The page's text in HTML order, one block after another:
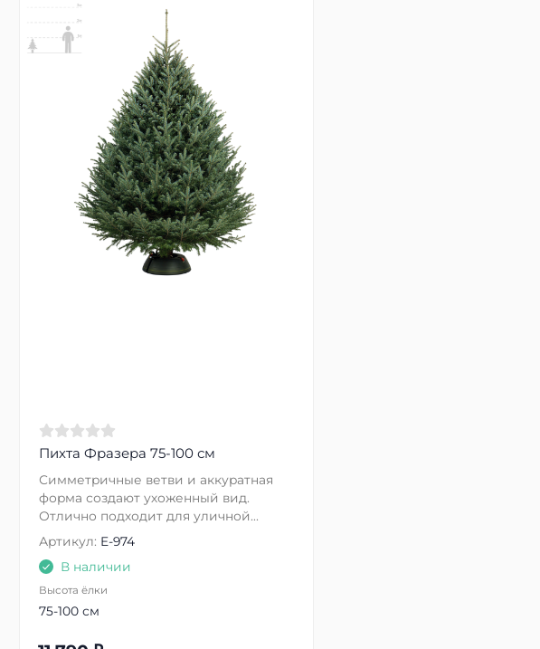
Пихта Фразера 75-100 см
Симметричные ветви и аккуратная
форма создают ухоженный вид.
Отлично подходит для уличной...
Артикул: E-974
В наличии
Высота ёлки
75-100 см